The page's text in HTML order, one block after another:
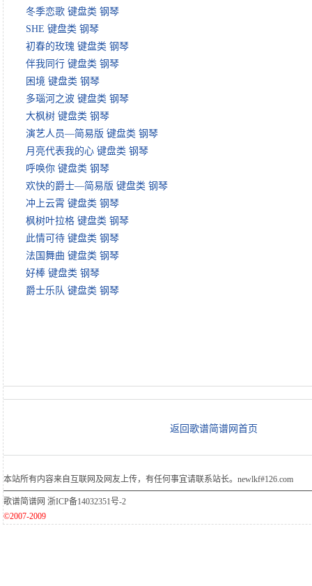
冬季恋歌 键盘类 钢琴
SHE 键盘类 钢琴
初春的玫瑰 键盘类 钢琴
伴我同行 键盘类 钢琴
困境 键盘类 钢琴
多瑙河之波 键盘类 钢琴
大枫树 键盘类 钢琴
演艺人员—简易版 键盘类 钢琴
月亮代表我的心 键盘类 钢琴
呼唤你 键盘类 钢琴
欢快的爵士—简易版 键盘类 钢琴
冲上云霄 键盘类 钢琴
枫树叶拉格 键盘类 钢琴
此情可待 键盘类 钢琴
法国舞曲 键盘类 钢琴
好棒 键盘类 钢琴
爵士乐队 键盘类 钢琴
返回歌谱简谱网首页
本站所有内容来自互联网及网友上传，有任何事宜请联系站长。newlkf#126.com
歌谱简谱网 浙ICP备14032351号-2
©2007-2009